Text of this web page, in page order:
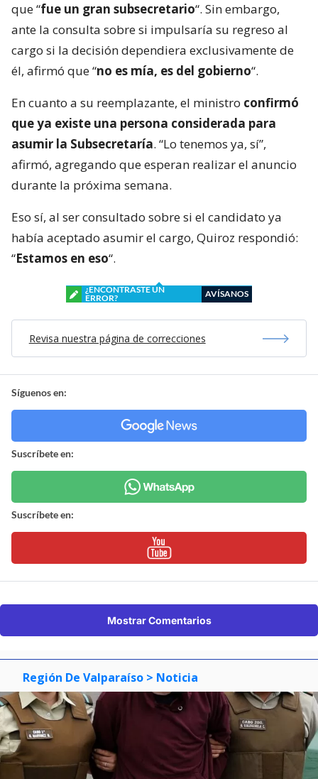
que “fue un gran subsecretario“. Sin embargo,
ante la consulta sobre si impulsaría su regreso al
cargo si la decisión dependiera exclusivamente de
él, afirmó que “no es mía, es del gobierno“.
En cuanto a su reemplazante, el ministro confirmó
que ya existe una persona considerada para
asumir la Subsecretaría. “Lo tenemos ya, sí”,
afirmó, agregando que esperan realizar el anuncio
durante la próxima semana.
Eso sí, al ser consultado sobre si el candidato ya
había aceptado asumir el cargo, Quiroz respondió:
“Estamos en eso“.
¿ENCONTRASTE UN
ERROR?
AVÍSANOS
Revisa nuestra página de correcciones
Síguenos en:
Suscríbete en:
Suscríbete en:
Mostrar Comentarios
Región De Valparaíso > Noticia